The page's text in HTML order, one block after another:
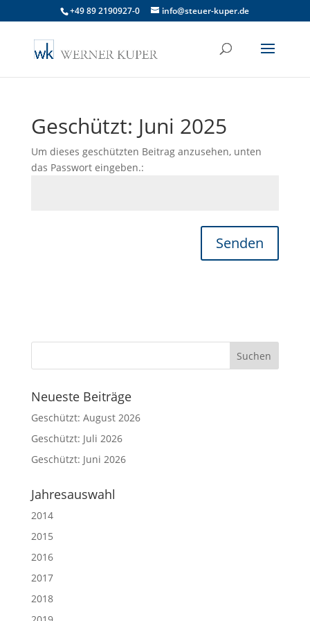
+49 89 2190927-0 info@steuer-kuper.de
Geschützt: Juni 2025
Um dieses geschützten Beitrag anzusehen, unten
das Passwort eingeben.:
Senden
Neueste Beiträge
Geschützt: August 2026
Geschützt: Juli 2026
Geschützt: Juni 2026
Jahresauswahl
2014
2015
2016
2017
2018